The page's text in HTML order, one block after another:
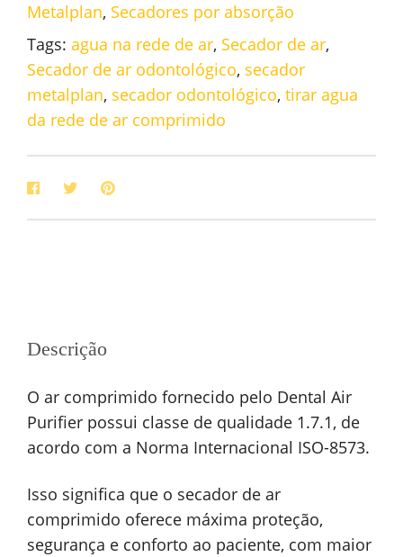
Metalplan, Secadores por absorção
Tags: agua na rede de ar, Secador de ar,
Secador de ar odontológico, secador
metalplan, secador odontológico, tirar agua
da rede de ar comprimido
Descrição
O ar comprimido fornecido pelo Dental Air
Purifier possui classe de qualidade 1.7.1, de
acordo com a Norma Internacional ISO-8573.
Isso significa que o secador de ar
comprimido oferece máxima proteção,
segurança e conforto ao paciente, com maior